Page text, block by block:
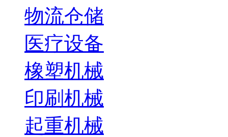
物流仓储
医疗设备
橡塑机械
印刷机械
起重机械